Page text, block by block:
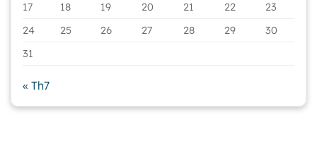
17
18 19 20 21 22
23
24
25 26 27 28 29
30
31
« Th7